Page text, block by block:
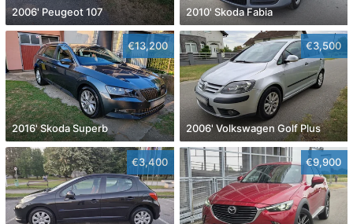
2006' Peugeot 107 2010' Skoda Fabia
€13,200
2016' Skoda Superb
€3,500
2006' Volkswagen Golf Plus
€3,400 €9,900